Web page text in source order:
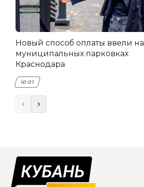
Новый способ оплаты ввели на
муниципальных парковках
Краснодара
10:01